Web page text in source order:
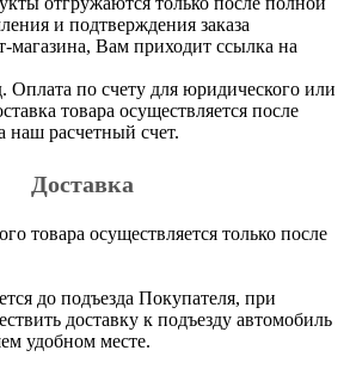
и подтверждения заказа
магазина, Вам приходит ссылка на
Оплата по счету для юридического или
товара осуществляется после
наш расчетный счет.
Доставка
товара осуществляется только после
до подъезда Покупателя, при
доставку к подъезду автомобиль
удобном месте.